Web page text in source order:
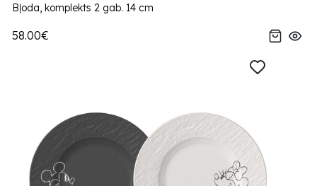
Bļoda, komplekts 2 gab. 14 cm
58.00€